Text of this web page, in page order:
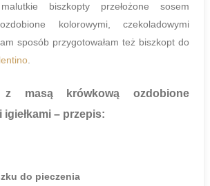
biszkopty przełożone sosem
kolorowymi, czekoladowymi
sposób przygotowałam też biszkopt do
.
masą krówkową ozdobione
– przepis:
do pieczenia